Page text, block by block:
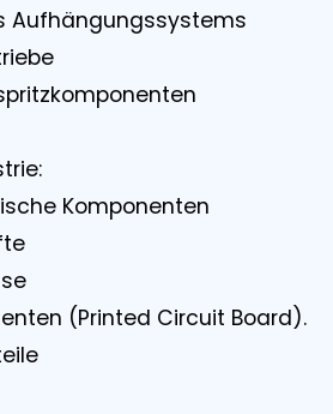
Komponenten
(Printed Circuit Board).